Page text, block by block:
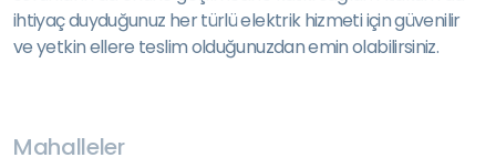
ihtiyaç duyduğunuz her türlü elektrik hizmeti için güvenilir
ve yetkin ellere teslim olduğunuzdan emin olabilirsiniz.
Mahalleler